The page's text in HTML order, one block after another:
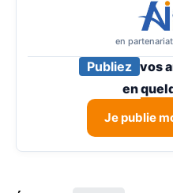
en partenariat
Publiez vos
en
Je publie